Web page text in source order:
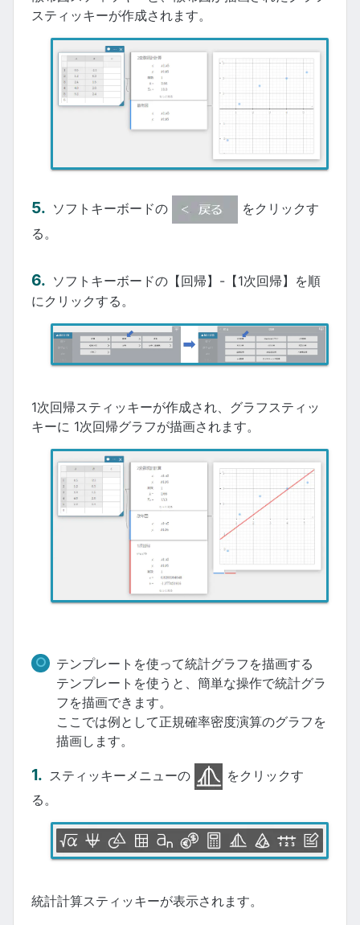
スティッキーが作成されます。
ソフトキーボードの
をクリックす
る。
ソフトキーボードの【回帰】-【1次回帰】を順
にクリックする。
1次回帰スティッキーが作成され、グラフスティッ
キーに 1次回帰グラフが描画されます。
テンプレートを使って統計グラフを描画する
テンプレートを使うと、簡単な操作で統計グラ
フを描画できます。
ここでは例として正規確率密度演算のグラフを
描画します。
スティッキーメニューの
をクリックす
る。
統計計算スティッキーが表示されます。